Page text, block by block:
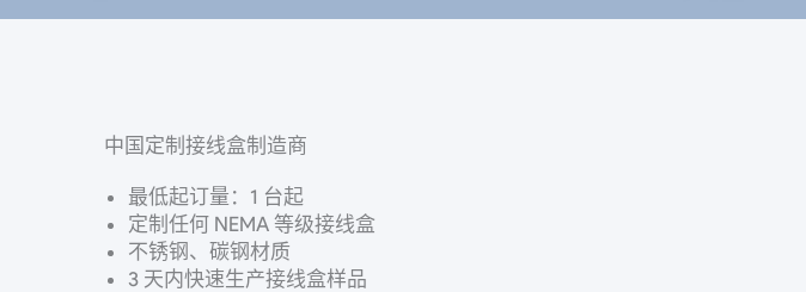
中国定制接线盒制造商
最低起订量：1 台起
定制任何 NEMA 等级接线盒
不锈钢、碳钢材质
3 天内快速生产接线盒样品